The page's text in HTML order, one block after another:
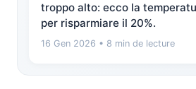
troppo alto: ecco la
per risparmiare il 20%.
16 Gen 2026 • 8 min de lecture